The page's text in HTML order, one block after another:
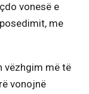
vonesë e
me
vëzhgim më të
vonojnë